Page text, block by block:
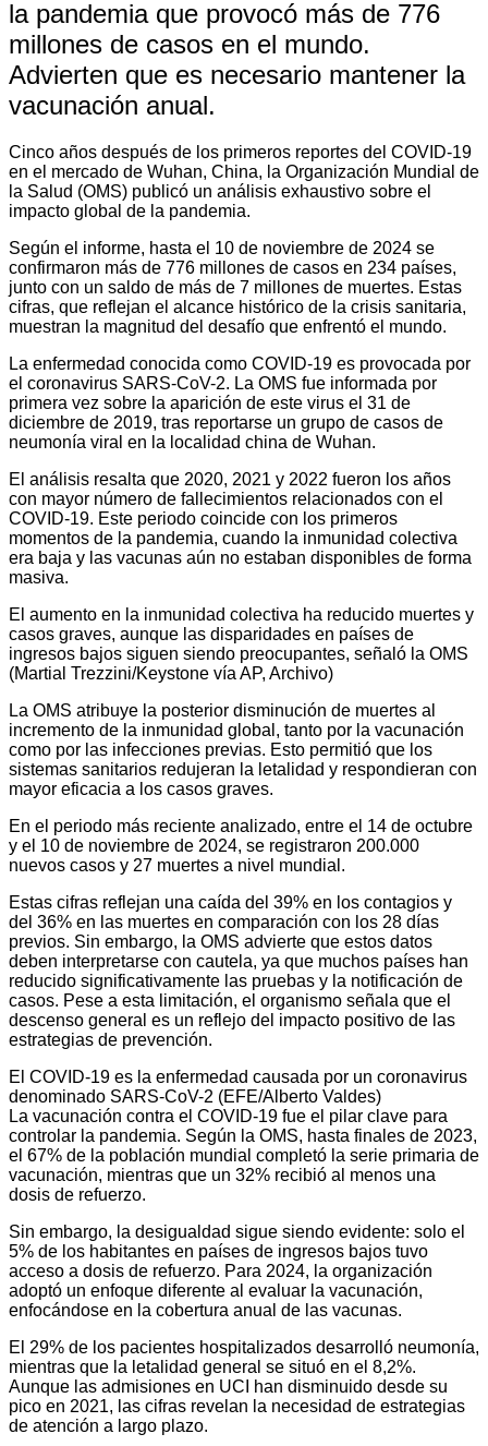
la pandemia que provocó más de 776
millones de casos en el mundo.
Advierten que es necesario mantener la
vacunación anual.
Cinco años después de los primeros reportes del COVID-19
en el mercado de Wuhan, China, la Organización Mundial de
la Salud (OMS) publicó un análisis exhaustivo sobre el
impacto global de la pandemia.
Según el informe, hasta el 10 de noviembre de 2024 se
confirmaron más de 776 millones de casos en 234 países,
junto con un saldo de más de 7 millones de muertes. Estas
cifras, que reflejan el alcance histórico de la crisis sanitaria,
muestran la magnitud del desafío que enfrentó el mundo.
La enfermedad conocida como COVID-19 es provocada por
el coronavirus SARS-CoV-2. La OMS fue informada por
primera vez sobre la aparición de este virus el 31 de
diciembre de 2019, tras reportarse un grupo de casos de
neumonía viral en la localidad china de Wuhan.
El análisis resalta que 2020, 2021 y 2022 fueron los años
con mayor número de fallecimientos relacionados con el
COVID-19. Este periodo coincide con los primeros
momentos de la pandemia, cuando la inmunidad colectiva
era baja y las vacunas aún no estaban disponibles de forma
masiva.
El aumento en la inmunidad colectiva ha reducido muertes y
casos graves, aunque las disparidades en países de
ingresos bajos siguen siendo preocupantes, señaló la OMS
(Martial Trezzini/Keystone vía AP, Archivo)
La OMS atribuye la posterior disminución de muertes al
incremento de la inmunidad global, tanto por la vacunación
como por las infecciones previas. Esto permitió que los
sistemas sanitarios redujeran la letalidad y respondieran con
mayor eficacia a los casos graves.
En el periodo más reciente analizado, entre el 14 de octubre
y el 10 de noviembre de 2024, se registraron 200.000
nuevos casos y 27 muertes a nivel mundial.
Estas cifras reflejan una caída del 39% en los contagios y
del 36% en las muertes en comparación con los 28 días
previos. Sin embargo, la OMS advierte que estos datos
deben interpretarse con cautela, ya que muchos países han
reducido significativamente las pruebas y la notificación de
casos. Pese a esta limitación, el organismo señala que el
descenso general es un reflejo del impacto positivo de las
estrategias de prevención.
El COVID-19 es la enfermedad causada por un coronavirus
denominado SARS-CoV-2 (EFE/Alberto Valdes)
La vacunación contra el COVID-19 fue el pilar clave para
controlar la pandemia. Según la OMS, hasta finales de 2023,
el 67% de la población mundial completó la serie primaria de
vacunación, mientras que un 32% recibió al menos una
dosis de refuerzo.
Sin embargo, la desigualdad sigue siendo evidente: solo el
5% de los habitantes en países de ingresos bajos tuvo
acceso a dosis de refuerzo. Para 2024, la organización
adoptó un enfoque diferente al evaluar la vacunación,
enfocándose en la cobertura anual de las vacunas.
El 29% de los pacientes hospitalizados desarrolló neumonía,
mientras que la letalidad general se situó en el 8,2%.
Aunque las admisiones en UCI han disminuido desde su
pico en 2021, las cifras revelan la necesidad de estrategias
de atención a largo plazo.